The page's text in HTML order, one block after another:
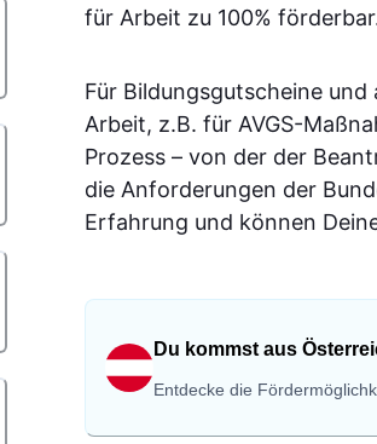
für Arbeit zu 100%
Für Bildungsgutscheine
Arbeit, z.B. für AVGS-
Prozess – von der der
die Anforderungen der
Erfahrung und können
Du kommst aus
Entdecke die